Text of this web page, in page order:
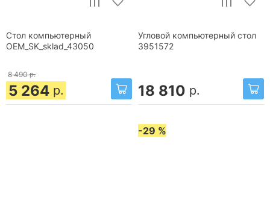
Стол компьютерный
OEM_SK_sklad_43050
8 490 р.
5 264 р.
Угловой компьютерный стол
3951572
18 810 р.
-29 %